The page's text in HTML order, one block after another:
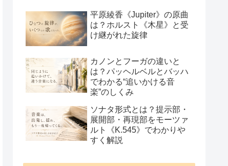
平原綾香《Jupiter》の原曲
は？ホルスト《木星》と受
け継がれた旋律
カノンとフーガの違いと
は？パッヘルベルとバッハ
でわかる“追いかける音
楽”のしくみ
ソナタ形式とは？提示部・
展開部・再現部をモーツァ
ルト《K.545》でわかりや
すく解説